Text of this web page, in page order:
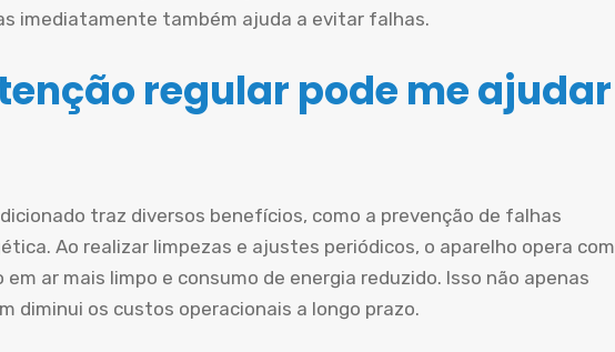
imediatamente também ajuda a evitar falhas.
regular pode me ajudar
traz diversos benefícios, como a prevenção de falhas
Ao realizar limpezas e ajustes periódicos, o aparelho opera com
ar mais limpo e consumo de energia reduzido. Isso não apenas
diminui os custos operacionais a longo prazo.